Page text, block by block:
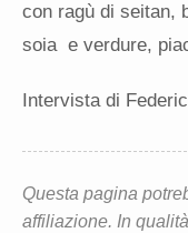
con ragù di seitan,
soia e verdure,
Intervista di
Questa pagina
affiliazione. In